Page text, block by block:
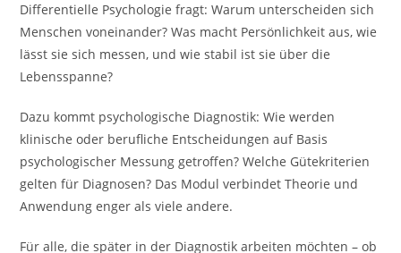
Differentielle Psychologie fragt: Warum unterscheiden sich
Menschen voneinander? Was macht Persönlichkeit aus, wie
lässt sie sich messen, und wie stabil ist sie über die
Lebensspanne?
Dazu kommt psychologische Diagnostik: Wie werden
klinische oder berufliche Entscheidungen auf Basis
psychologischer Messung getroffen? Welche Gütekriterien
gelten für Diagnosen? Das Modul verbindet Theorie und
Anwendung enger als viele andere.
Für alle, die später in der Diagnostik arbeiten möchten – ob